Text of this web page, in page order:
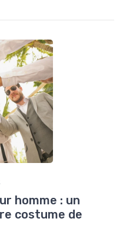
homme : un
costume de